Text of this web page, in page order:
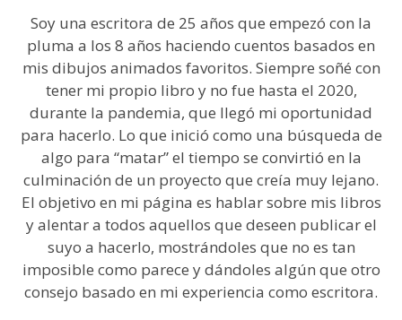
Soy una escritora de 25 años que empezó con la
pluma a los 8 años haciendo cuentos basados en
mis dibujos animados favoritos. Siempre soñé con
tener mi propio libro y no fue hasta el 2020,
durante la pandemia, que llegó mi oportunidad
para hacerlo. Lo que inició como una búsqueda de
algo para “matar” el tiempo se convirtió en la
culminación de un proyecto que creía muy lejano.
El objetivo en mi página es hablar sobre mis libros
y alentar a todos aquellos que deseen publicar el
suyo a hacerlo, mostrándoles que no es tan
imposible como parece y dándoles algún que otro
consejo basado en mi experiencia como escritora.